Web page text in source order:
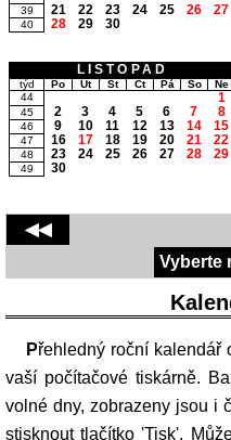
39 21 22 23 24 25 26 27
40 28 29 30
LISTOPAD
týd Po Út St Čt Pá So
Ne
44
1
45 2 3 4 5 6 7 8
46 9 10 11 12 13 14 15
47 16 17 18 19 20 21 22
48 23 24 25 26 27 28 29
49 30
Vyberte
◀◀
Přehledný roční kalendář online na internetu k vytištění na
vaší počítačové tiskárně.
volné dny, zobrazeny jsou i
stisknout tlačítko 'Tisk'.